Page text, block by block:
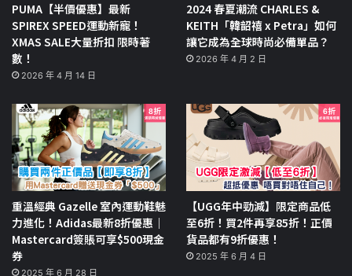
PUMA【半價優惠】最新
SPIREX SPEED運動新寵！
XMAS SALE大量折扣 限時著
數！
2026 年 4 月 14 日
2024 春夏潮流 CHARLES &
KEITH「韓韶禧 x Petra」如何
讓它成為全球時尚必備單品？
2026 年 4 月 2 日
重溫經典 Gazelle 室內運動鞋魅
力進化！Adidas最新8折優惠｜
Mastercard簽賬可享$500現金
券
2025 年 6 月 28 日
【UGG年中勁減】限定商品低
至6折！買2件再享85折！正價
貨品都有9折優惠！
2025 年 6 月 4 日